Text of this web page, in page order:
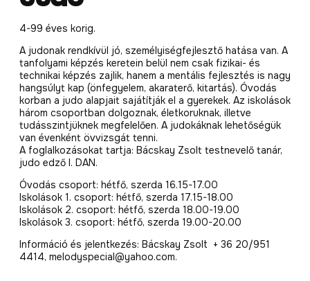
4-99 éves korig.
A judonak rendkívül jó, személyiségfejlesztő hatása van. A
tanfolyami képzés keretein belül nem csak fizikai- és
technikai képzés zajlik, hanem a mentális fejlesztés is nagy
hangsúlyt kap (önfegyelem, akaraterő, kitartás). Óvodás
korban a judo alapjait sajátítják el a gyerekek. Az iskolások
három csoportban dolgoznak, életkoruknak, illetve
tudásszintjüknek megfelelően. A judokáknak lehetőségük
van évenként övvizsgát tenni.
A foglalkozásokat tartja: Bácskay Zsolt testnevelő tanár,
judo edző I. DAN.
Óvodás csoport: hétfő, szerda 16.15-17.00
Iskolások 1. csoport: hétfő, szerda 17.15-18.00
Iskolások 2. csoport: hétfő, szerda 18.00-19.00
Iskolások 3. csoport: hétfő, szerda 19.00-20.00
Információ és jelentkezés: Bácskay Zsolt + 36 20/951
4414, melodyspecial@yahoo.com.